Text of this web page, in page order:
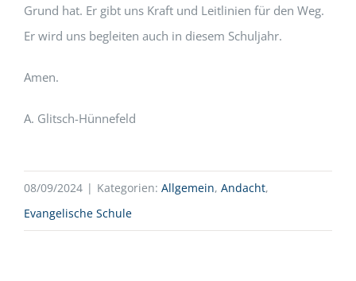
Grund hat. Er gibt uns Kraft und Leitlinien für den Weg.
Er wird uns begleiten auch in diesem Schuljahr.
Amen.
A. Glitsch-Hünnefeld
08/09/2024 | Kategorien: Allgemein, Andacht,
Evangelische Schule